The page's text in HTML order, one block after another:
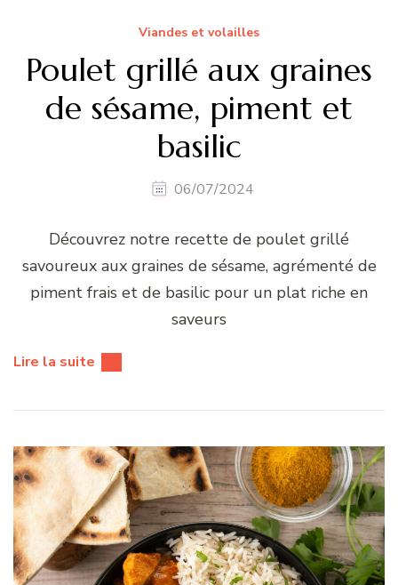
Viandes et volailles
Poulet grillé aux graines
de sésame, piment et
basilic
06/07/2024
Découvrez notre recette de poulet grillé
savoureux aux graines de sésame, agrémenté de
piment frais et de basilic pour un plat riche en
saveurs
Lire la suite